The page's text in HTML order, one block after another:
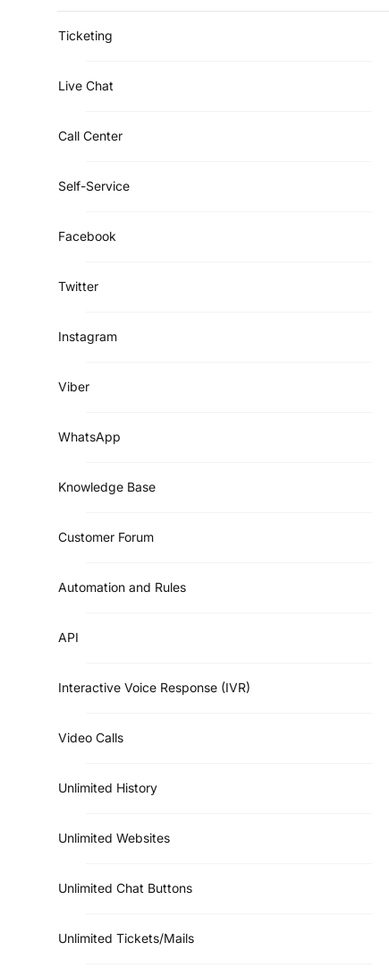
Ticketing
Live Chat
Call Center
Self-Service
Facebook
Twitter
Instagram
Viber
WhatsApp
Knowledge Base
Customer Forum
Automation and Rules
API
Interactive Voice Response (IVR)
Video Calls
Unlimited History
Unlimited Websites
Unlimited Chat Buttons
Unlimited Tickets/Mails